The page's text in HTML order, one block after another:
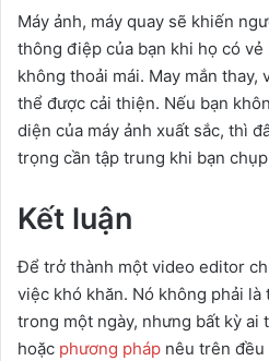
Máy ảnh, máy quay sẽ khiến
thông điệp của bạn khi họ có
không thoải mái. May mắn thay,
thể được cải thiện. Nếu bạn
diện của máy ảnh xuất sắc, thì
trọng cần tập trung khi bạn
Kết luận
Để trở thành một video editor
việc khó khăn. Nó không phải là
trong một ngày, nhưng bất kỳ ai
hoặc phương pháp nêu trên